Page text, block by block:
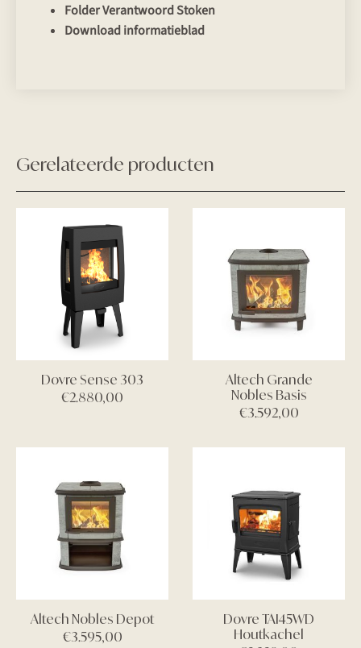
Folder Verantwoord Stoken
Download informatieblad
Gerelateerde producten
Dovre Sense 303
€2.880,00
Altech Grande
Nobles Basis
€3.592,00
Altech Nobles Depot
€3.595,00
Dovre TAI45WD
Houtkachel